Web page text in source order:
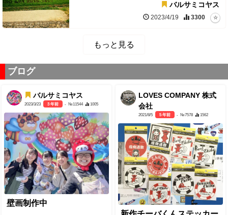
バルサミコヤス
2023/4/19 3300
もっと見る
ブログ
バルサミコヤス
2023/3/23 3 年前 - №11544 1005
壁画制作中
LOVES COMPANY 株式
会社
2021/8/5 5 年前 - №7578 1562